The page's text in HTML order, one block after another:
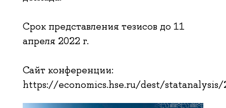
Срок представления тезисов до 11
апреля 2022 г.
Сайт конференции:
https://economics.hse.ru/dest/